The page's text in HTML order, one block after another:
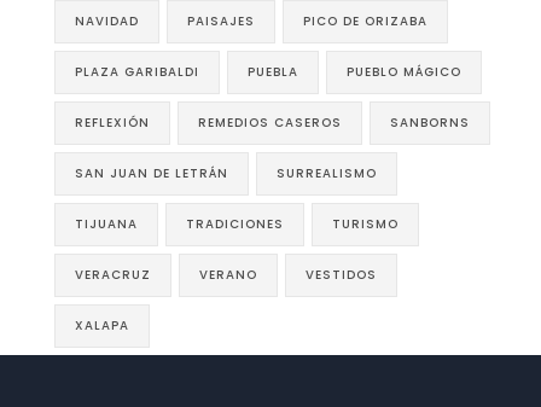
NAVIDAD PAISAJES PICO DE ORIZABA
PLAZA GARIBALDI PUEBLA PUEBLO MÁGICO
REFLEXIÓN REMEDIOS CASEROS SANBORNS
SAN JUAN DE LETRÁN SURREALISMO
TIJUANA TRADICIONES TURISMO
VERACRUZ VERANO VESTIDOS
XALAPA